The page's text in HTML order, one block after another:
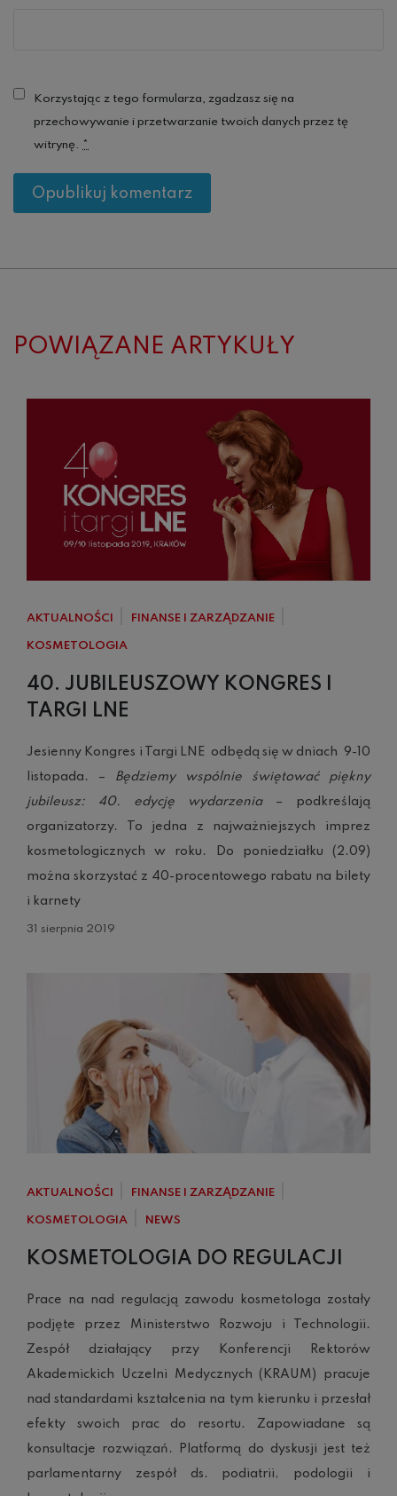
Korzystając z tego formularza, zgadzasz się na
przechowywanie i przetwarzanie twoich danych przez tę
witrynę. *
POWIĄZANE ARTYKUŁY
AKTUALNOŚCI FINANSE I ZARZĄDZANIE
KOSMETOLOGIA
40. JUBILEUSZOWY KONGRES I
TARGI LNE
31 sierpnia 2019
Jesienny Kongres i Targi LNE odbędą się w dniach 9-10
listopada. – Będziemy wspólnie świętować piękny
jubileusz: 40. edycję wydarzenia– podkreślają
organizatorzy. To jedna z najważniejszych imprez
kosmetologicznych w roku. Do poniedziałku (2.09)
można skorzystać z 40-procentowego rabatu na bilety
i karnety
AKTUALNOŚCI FINANSE I ZARZĄDZANIE
KOSMETOLOGIA NEWS
KOSMETOLOGIA DO REGULACJI
Prace na nad regulacją zawodu kosmetologa zostały
podjęte przez Ministerstwo Rozwoju i Technologii.
Zespół działający przy Konferencji Rektorów
Akademickich Uczelni Medycznych (KRAUM) pracuje
nad standardami kształcenia na tym kierunku i przesłał
efekty swoich prac do resortu. Zapowiadane są
konsultacje rozwiązań. Platformą do dyskusji jest też
parlamentarny zespół ds. podiatrii, podologii i